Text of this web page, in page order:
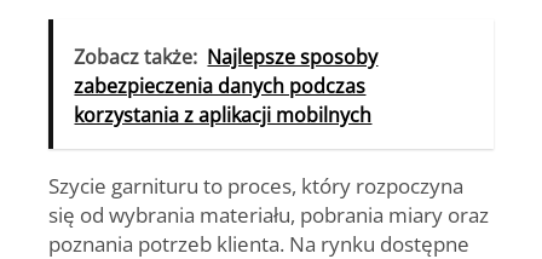
Zobacz także: Najlepsze sposoby
zabezpieczenia danych podczas
korzystania z aplikacji mobilnych
Szycie garnituru to proces, który rozpoczyna
się od wybrania materiału, pobrania miary oraz
poznania potrzeb klienta. Na rynku dostępne